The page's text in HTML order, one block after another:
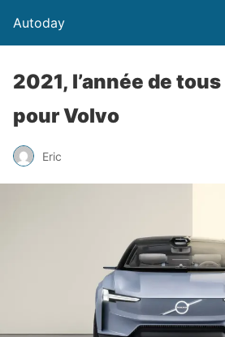
Autoday
2021, l’année de
pour Volvo
Eric